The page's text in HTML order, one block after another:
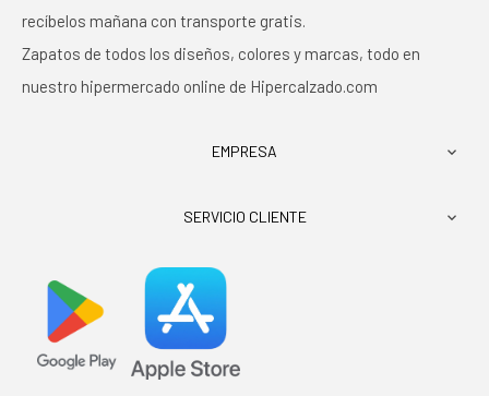
recíbelos mañana con transporte gratis.
Zapatos de todos los diseños, colores y marcas, todo en
nuestro hipermercado online de Hipercalzado.com
EMPRESA 
SERVICIO CLIENTE 